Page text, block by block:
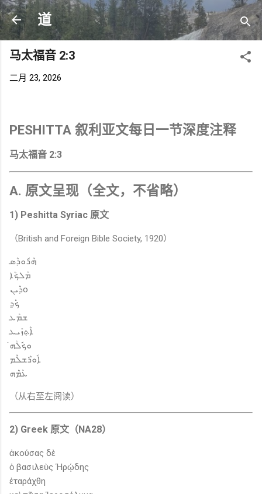
跳至主要内容
道
马太福音 2:3
二月 23, 2026
PESHITTA 叙利亚文每日一节深度注释
马太福音 2:3
A. 原文呈现（全文，不省略）
1) Peshitta Syriac 原文
（British and Foreign Bible Society, 1920）
ܗܶܪܽܘܕܶܣ
ܡܰܠܟ݁ܳܐ
ܕ݁ܶܝܢo
ܟ݁ܰܕ݂
ܫܡܰܥ
ܐܶܬ݂ܙܺܝܥ
ܘܟ݁ܽܠܳܗ̇
ܐܽܘܪܶܫܠܶܡ
ܥܰܡ݁ܶܗ
（从右至左阅读）
2) Greek 原文（NA28）
ἀκούσας δὲ
ὁ βασιλεὺς Ἡρῴδης
ἐταράχθη